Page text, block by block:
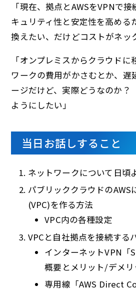
「現在、拠点とAWSをVPNで
キュリティ性と安定性を高める
換えたい、だけどコストがネッ
「オンプレミスからクラウドに
ワークの費用がかさむとか、遅
ージだけど、実際どうなのか
ようにしたい」
当日お話しすること
ネットワークについて日頃
パブリッククラウドのAWS
(VPC)を作る方法
VPC内の各種設定
VPCと自社拠点を接続する
インターネットVPN
概要とメリット/デメリ
専用線「AWS Direct